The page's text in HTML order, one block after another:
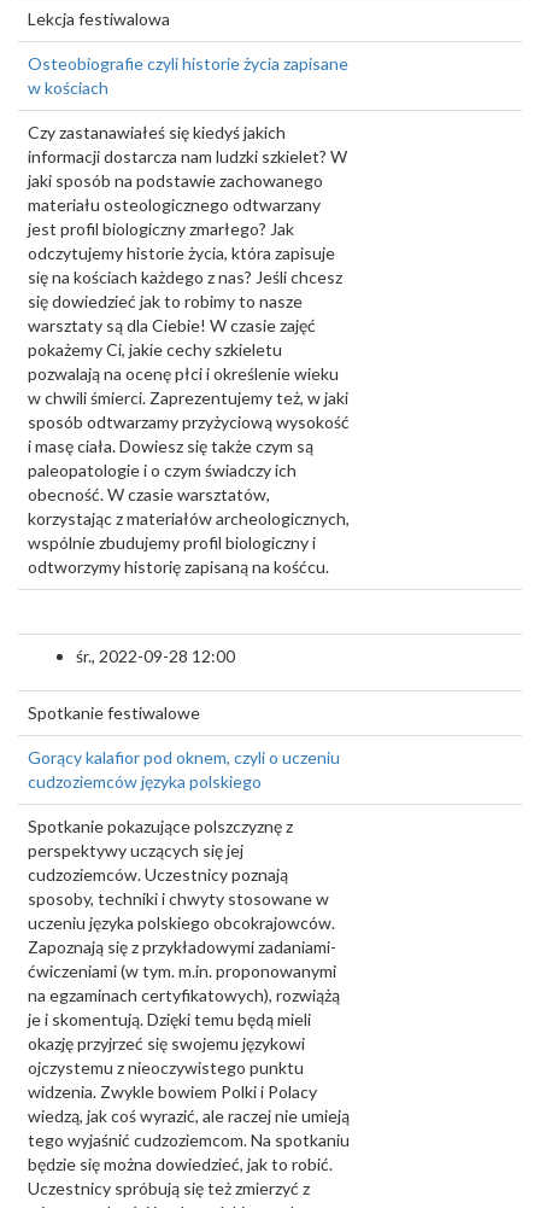
Lekcja festiwalowa
Osteobiografie czyli historie życia zapisane
w kościach
Czy zastanawiałeś się kiedyś jakich
informacji dostarcza nam ludzki szkielet? W
jaki sposób na podstawie zachowanego
materiału osteologicznego odtwarzany
jest profil biologiczny zmarłego? Jak
odczytujemy historie życia, która zapisuje
się na kościach każdego z nas? Jeśli chcesz
się dowiedzieć jak to robimy to nasze
warsztaty są dla Ciebie! W czasie zajęć
pokażemy Ci, jakie cechy szkieletu
pozwalają na ocenę płci i określenie wieku
w chwili śmierci. Zaprezentujemy też, w jaki
sposób odtwarzamy przyżyciową wysokość
i masę ciała. Dowiesz się także czym są
paleopatologie i o czym świadczy ich
obecność. W czasie warsztatów,
korzystając z materiałów archeologicznych,
wspólnie zbudujemy profil biologiczny i
odtworzymy historię zapisaną na kośćcu.
śr., 2022-09-28 12:00
Spotkanie festiwalowe
Gorący kalafior pod oknem, czyli o uczeniu
cudzoziemców języka polskiego
Spotkanie pokazujące polszczyznę z
perspektywy uczących się jej
cudzoziemców. Uczestnicy poznają
sposoby, techniki i chwyty stosowane w
uczeniu języka polskiego obcokrajowców.
Zapoznają się z przykładowymi zadaniami-
ćwiczeniami (w tym. m.in. proponowanymi
na egzaminach certyfikatowych), rozwiążą
je i skomentują. Dzięki temu będą mieli
okazję przyjrzeć się swojemu językowi
ojczystemu z nieoczywistego punktu
widzenia. Zwykle bowiem Polki i Polacy
wiedzą, jak coś wyrazić, ale raczej nie umieją
tego wyjaśnić cudzoziemcom. Na spotkaniu
będzie się można dowiedzieć, jak to robić.
Uczestnicy spróbują się też zmierzyć z